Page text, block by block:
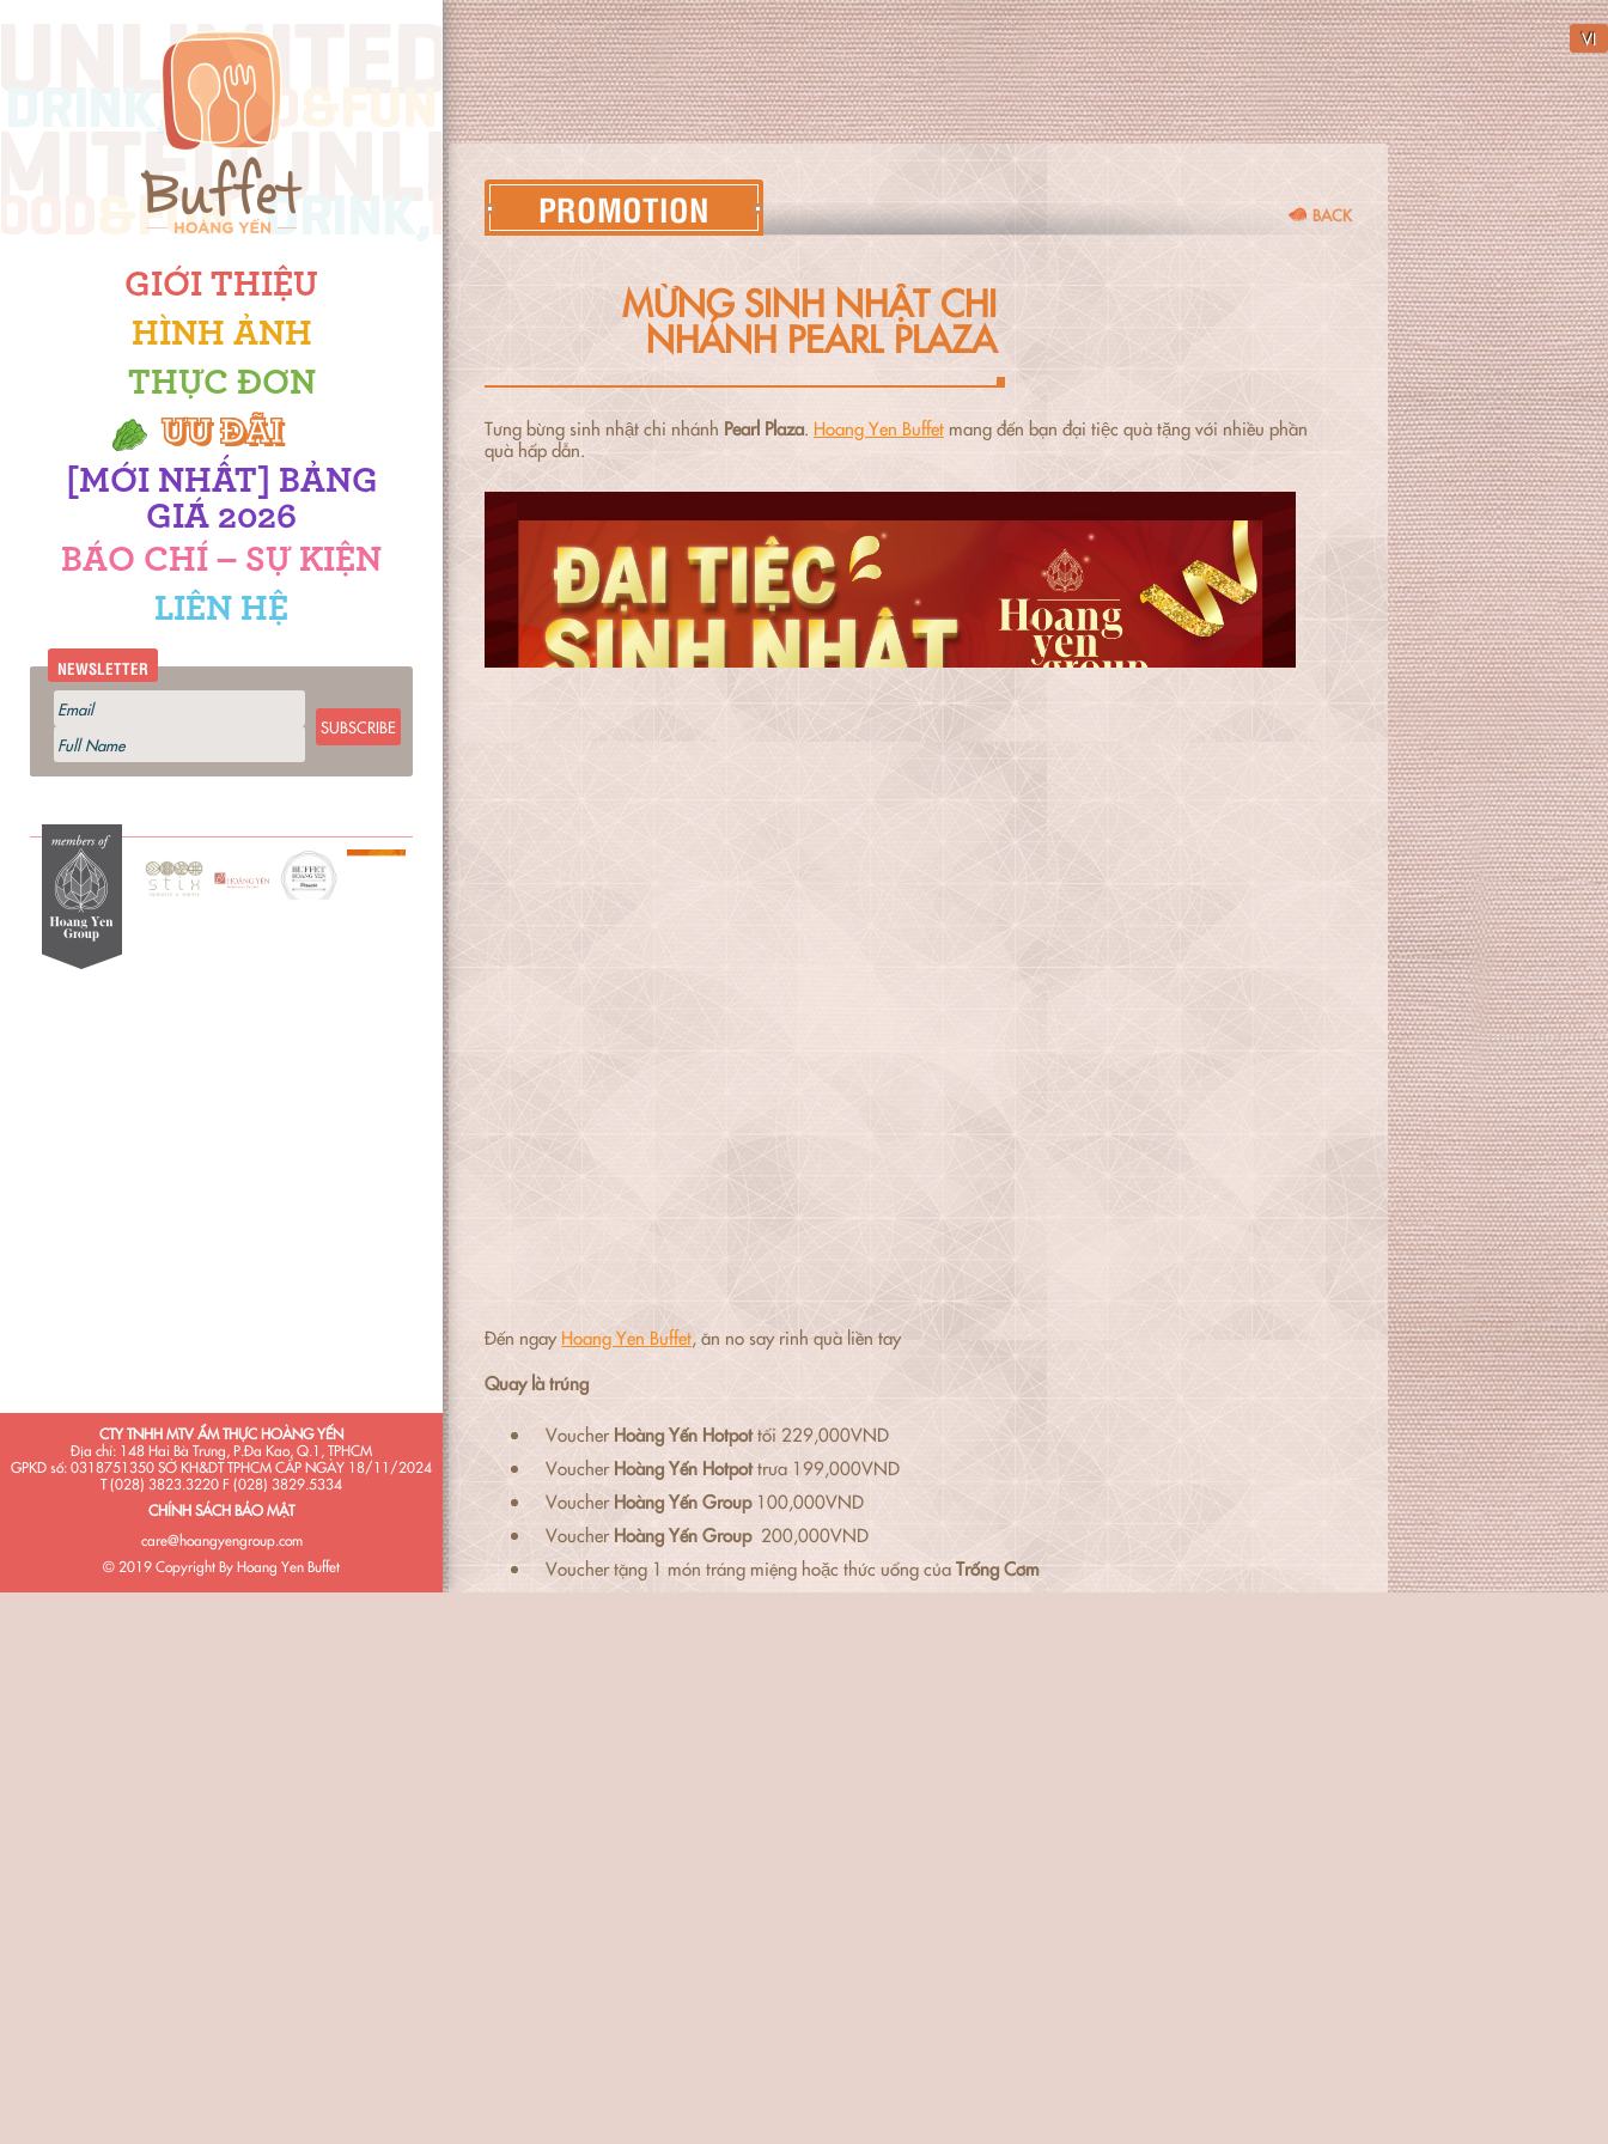
GIỚI THIỆU
HÌNH ẢNH
THỰC ĐƠN
ƯU ĐÃI
[MỚI NHẤT] BẢNG
GIÁ 2026
BÁO CHÍ – SỰ KIỆN
LIÊN HỆ
NEWSLETTER
SUBSCRIBE
CTY TNHH MTV ẨM THỰC HOÀNG YẾN
Địa chỉ: 148 Hai Bà Trưng, P.Đa Kao, Q.1, TPHCM
GPKD số: 0318751350 SỞ KH&DT TPHCM CẤP NGÀY 18/11/2024
T (028) 3823.3220 F (028) 3829.5334
CHÍNH SÁCH BẢO MẬT
care@hoangyengroup.com
© 2019 Copyright By Hoang Yen Buffet
VI
PROMOTION BACK
MỪNG SINH NHẬT CHI
NHÁNH PEARL PLAZA
Tưng bừng sinh nhật chi nhánh Pearl Plaza. Hoang Yen Buffet mang đến bạn đại tiệc quà tặng với nhiều phần
quà hấp dẫn.
Đến ngayHoang Yen Buffet, ăn no say rinh quà liền tay
Quay là trúng
VoucherHoàng Yến Hotpottối 229,000VND
VoucherHoàng Yến Hotpottrưa 199,000VND
VoucherHoàng Yến Group 100,000VND
VoucherHoàng Yến Group 200,000VND
Voucher tặng 1 món tráng miệng hoặc thức uống củaTrống Cơm